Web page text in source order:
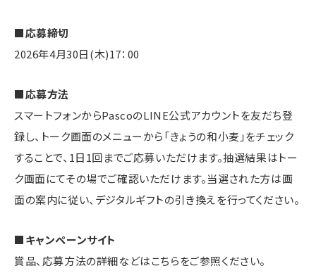
■応募締切
2026年4月30日(木)17：00
■応募方法
スマートフォンからPascoのLINE公式アカウントを友だち登
録し、トーク画面のメニューから「きょうの和小麦」をチェック
することで、1日1回までご応募いただけます。抽選結果はトー
ク画面にてその場でご確認いただけます。当選された方は画
面の案内に従い、デジタルギフトの引き換えを行ってください。
■キャンペーンサイト
賞品、応募方法の詳細などはこちらをご参照ください。